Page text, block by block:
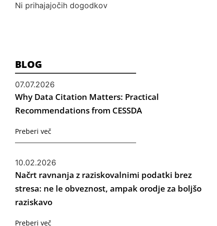
Ni prihajajočih dogodkov
BLOG
07.07.2026
Why Data Citation Matters: Practical
Recommendations from CESSDA
Preberi več
10.02.2026
Načrt ravnanja z raziskovalnimi podatki brez
stresa: ne le obveznost, ampak orodje za boljšo
raziskavo
Preberi več